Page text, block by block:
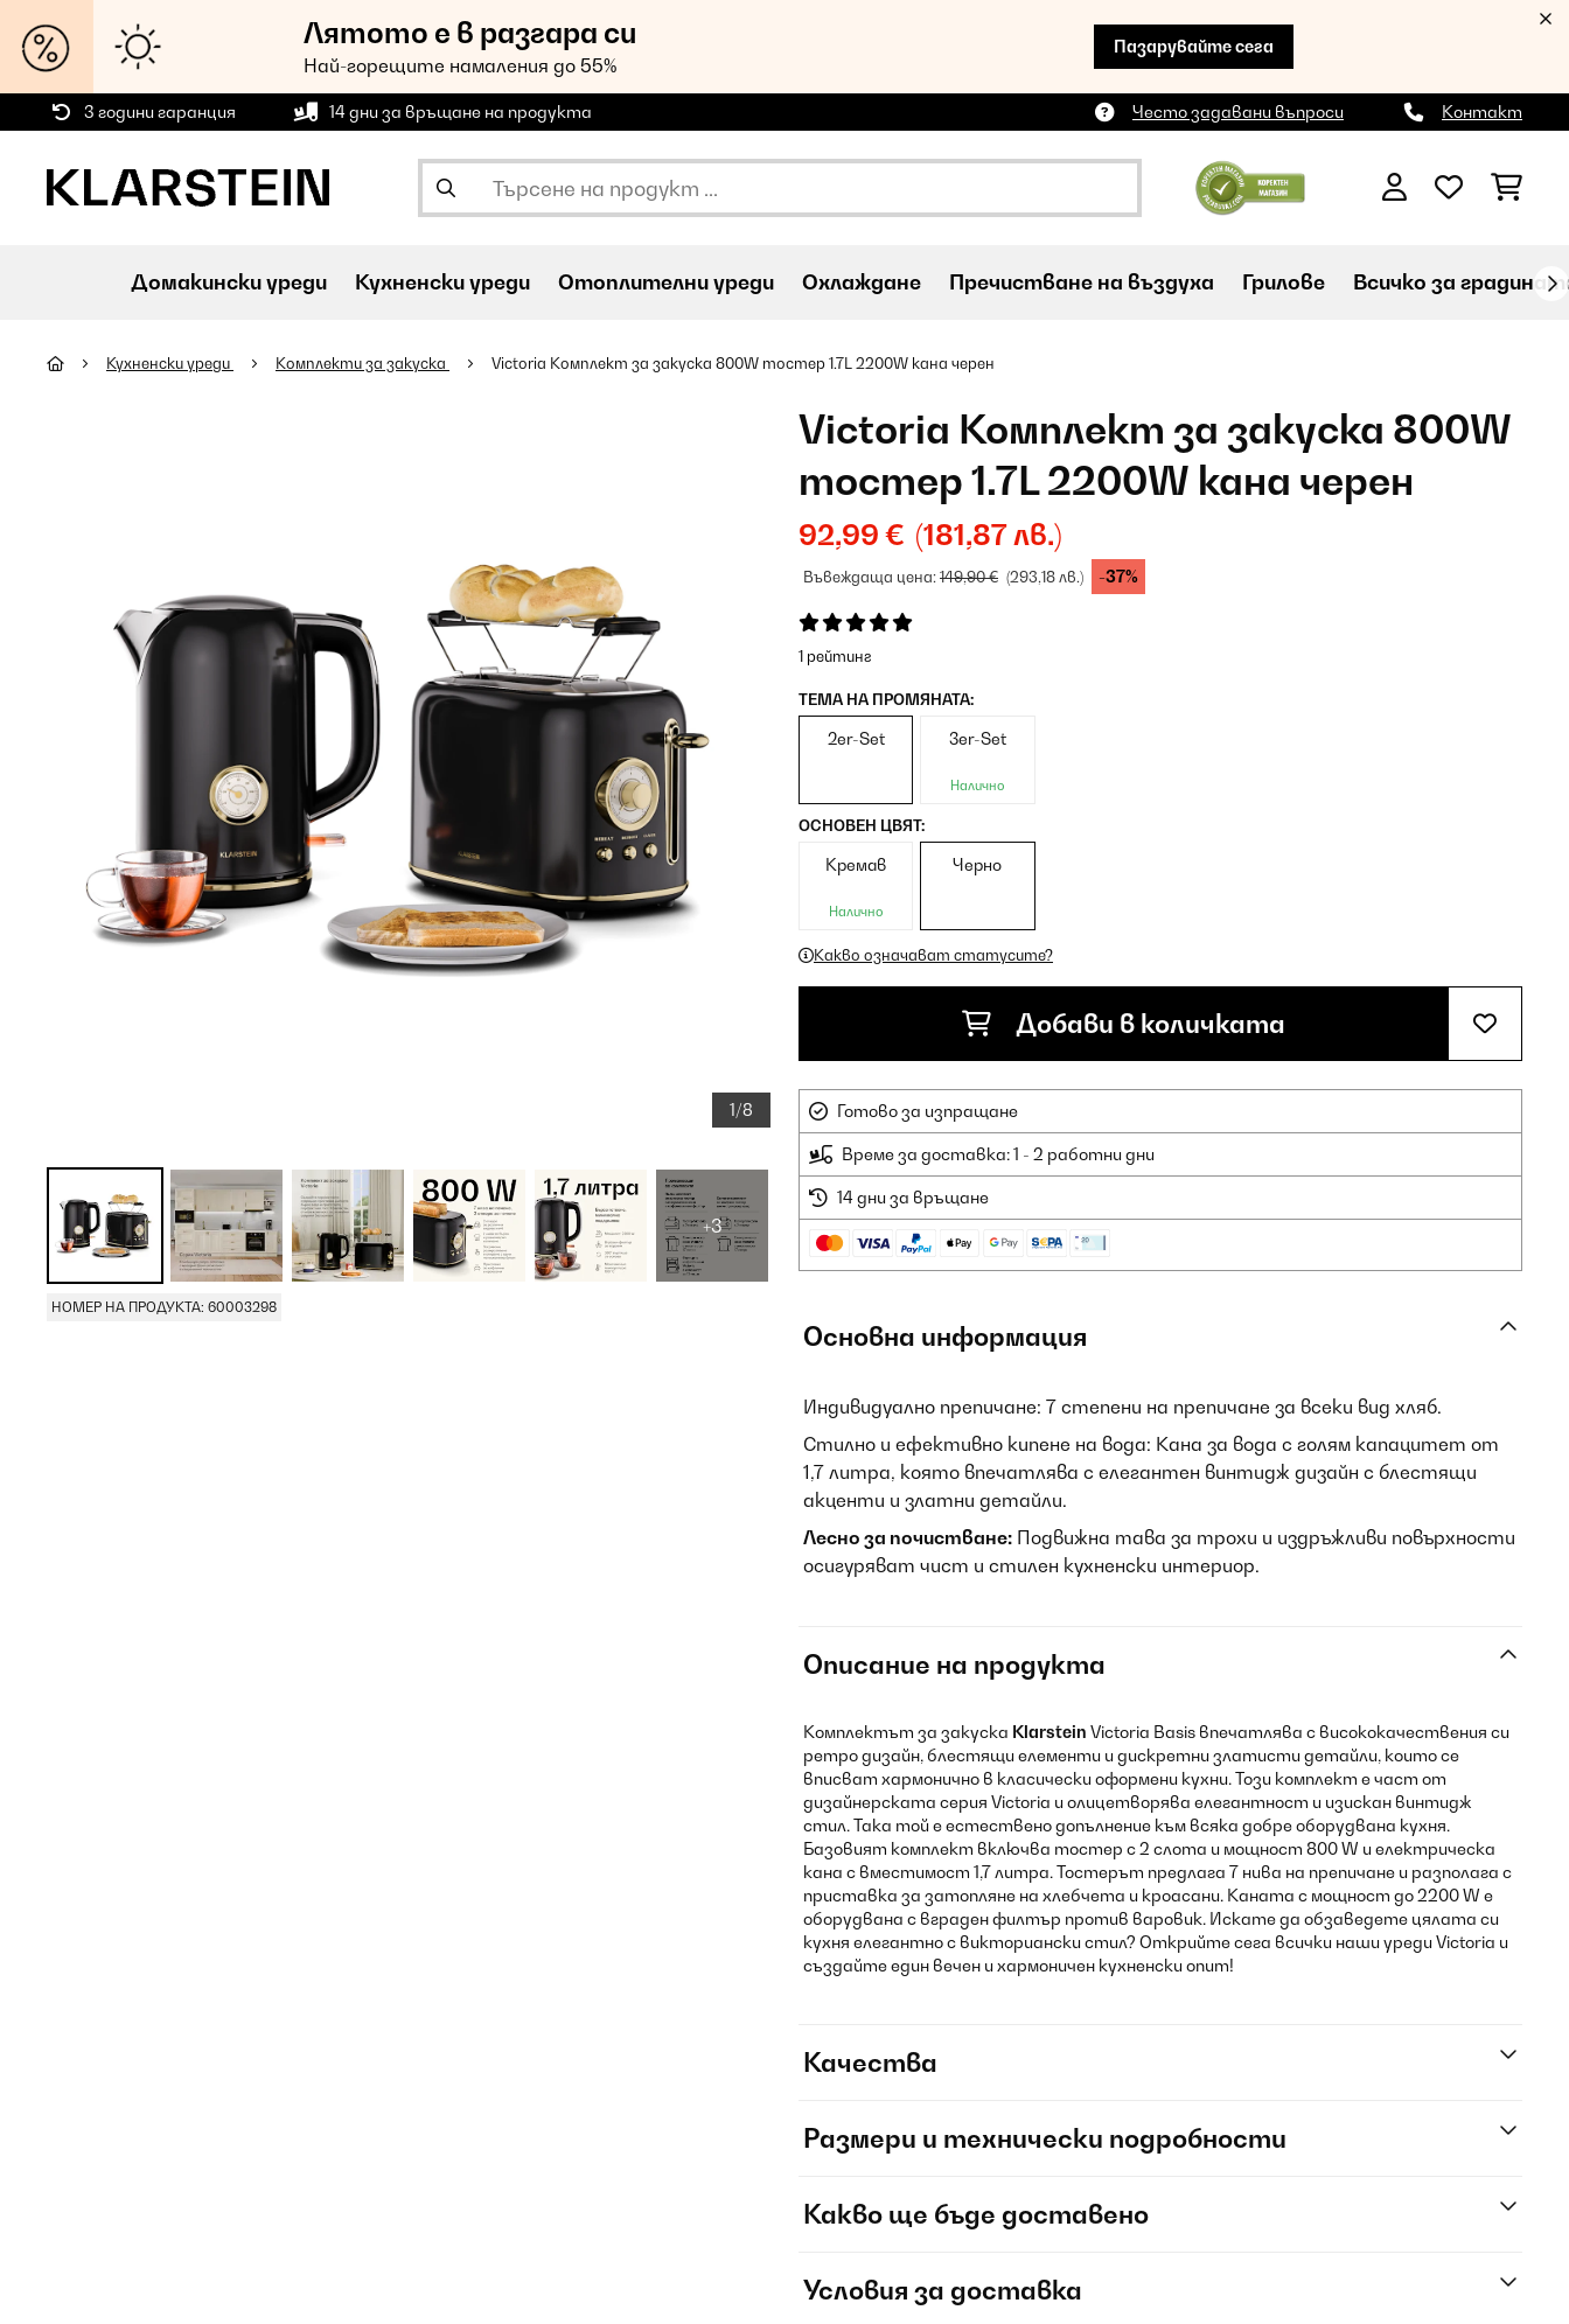
Лятото е в разгара си
Най-горещите намаления до 55%
Пазарувайте сега
3 години гаранция 14 дни за връщане на продукта Често задавани въпроси Контакт
Домакински уреди Кухненски уреди Oтоплителни уреди Охлаждане Пречистване на въздуха Грилове Всичко за
Кухненски уреди Комплекти за закуска Victoria Комплект за закуска 800W тостер 1.7L 2200W кана черен
1/8
+3
НОМЕР НА ПРОДУКТА: 60003298
Victoria Комплект за закуска 800W
тостер 1.7L 2200W кана черен
92,99 € (181,87 лв.)
Въвеждаща цена:149,90 € (293,18 лв.) -37%
1 рейтинг
ТЕМА НА ПРОМЯНАТА:
2er-Set 3er-Set
Налично
ОСНОВЕН ЦВЯТ:
Кремав
Налично
Черно
Какво означават статусите?
Добави в количката
Готово за изпращане
Време за доставка: 1 - 2 работни дни
14 дни за връщане
Основна информация
Индивидуално препичане: 7 степени на препичане за всеки вид хляб.
Стилно и ефективно кипене на вода: Кана за вода с голям капацитет от
1,7 литра, която впечатлява с елегантен винтидж дизайн с блестящи
акценти и златни детайли.
Лесно за почистване: Подвижна тава за трохи и издръжливи повърхности
осигуряват чист и стилен кухненски интериор.
Описание на продукта
Комплектът за закуска Klarstein Victoria Basis впечатлява с висококачествения си
ретро дизайн, блестящи елементи и дискретни златисти детайли, които се
вписват хармонично в класически оформени кухни. Този комплект е част от
дизайнерската серия Victoria и олицетворява елегантност и изискан винтидж
стил. Така той е естествено допълнение към всяка добре оборудвана кухня.
Базовият комплект включва тостер с 2 слота и мощност 800 W и електрическа
кана с вместимост 1,7 литра. Тостерът предлага 7 нива на препичане и разполага с
приставка за затопляне на хлебчета и кроасани. Каната с мощност до 2200 W е
оборудвана с вграден филтър против варовик. Искате да обзаведете цялата си
кухня елегантно с викториански стил? Открийте сега всички наши уреди Victoria и
създайте един вечен и хармоничен кухненски опит!
Качества
Размери и технически подробности
Какво ще бъде доставено
Условия за доставка